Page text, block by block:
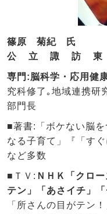
篠原 菊紀 氏
公立諏訪
専門:脳科学・応用健
究科修了｡地域連携研
部門長
■著書:「ボケない脳
なる子育て」『「す
など多数
■ＴＶ: ＮＨＫ「クロ
テン」「あさイチ」
「所さんの目がテン